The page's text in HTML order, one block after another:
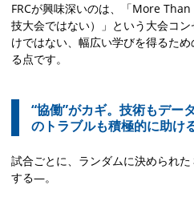
FRCが興味深いのは、「More
技大会ではない）」という大会コ
けではない、幅広い学びを得るた
る点です。
“協働”がカギ。技術もデー
のトラブルも積極的に助け
試合ごとに、ランダムに決められ
する—。